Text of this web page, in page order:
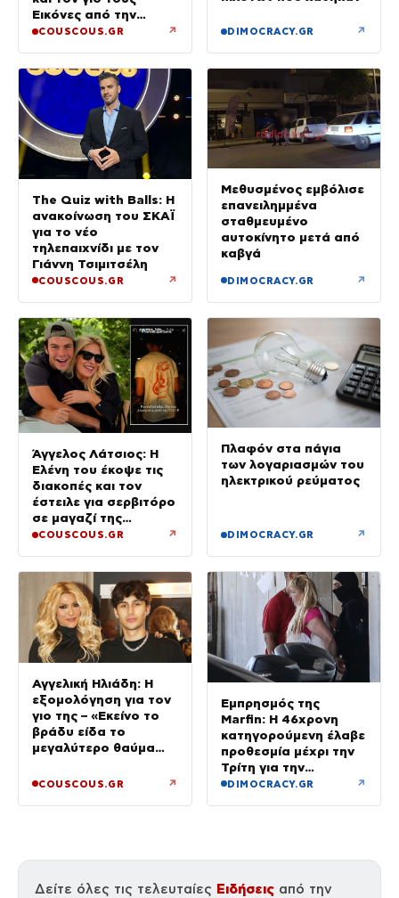
Εικόνες από την
Κεφαλονιά
COUSCOUS.GR ↗ DIMOCRACY.GR ↗
The Quiz with Balls: Η
ανακοίνωση του ΣΚΑΪ
για το νέο
τηλεπαιχνίδι με τον
Γιάννη Τσιμιτσέλη
COUSCOUS.GR ↗
Μεθυσμένος εμβόλισε
επανειλημμένα
σταθμευμένο
αυτοκίνητο μετά από
καβγά
DIMOCRACY.GR ↗
Άγγελος Λάτσιος: Η
Ελένη του έκοψε τις
διακοπές και τον
έστειλε για σερβιτόρο
σε μαγαζί της
Πεντέλης – Εκεί θα
COUSCOUS.GR ↗
Πλαφόν στα πάγια
των λογαριασμών του
ηλεκτρικού ρεύματος
DIMOCRACY.GR ↗
Αγγελική Ηλιάδη: Η
εξομολόγηση για τον
γιο της – «Εκείνο το
βράδυ είδα το
μεγαλύτερο θαύμα
COUSCOUS.GR ↗
Εμπρησμός της
Marfin: Η 46χρονη
κατηγορούμενη έλαβε
προθεσμία μέχρι την
Τρίτη για την
απολογία της
DIMOCRACY.GR ↗
Δείτε όλες τις τελευταίες Ειδήσεις από την